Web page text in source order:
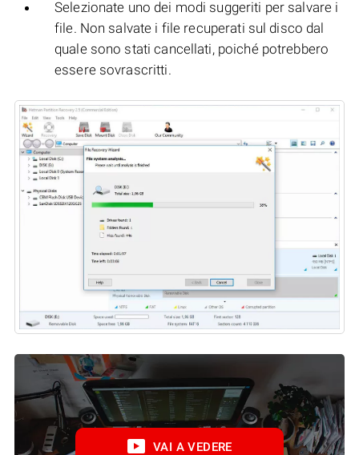
Selezionate uno dei modi suggeriti per salvare i
file. Non salvate i file recuperati sul disco dal
quale sono stati cancellati, poiché potrebbero
essere sovrascritti.
VAI A VEDERE